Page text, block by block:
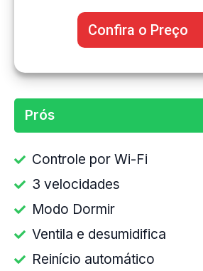
Confira o Preço
Prós
Controle por Wi-Fi
3 velocidades
Modo Dormir
Ventila e desumidifica
Reinício automático